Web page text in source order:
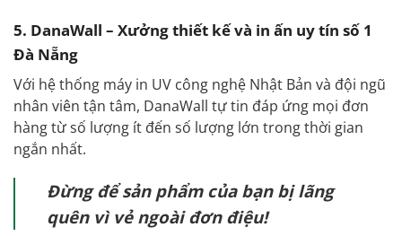
5. DanaWall – Xưởng thiết kế và in ấn uy tín số 1
Đà Nẵng
Với hệ thống máy in UV công nghệ Nhật Bản và đội ngũ
nhân viên tận tâm, DanaWall tự tin đáp ứng mọi đơn
hàng từ số lượng ít đến số lượng lớn trong thời gian
ngắn nhất.
Đừng để sản phẩm của bạn bị lãng
quên vì vẻ ngoài đơn điệu!